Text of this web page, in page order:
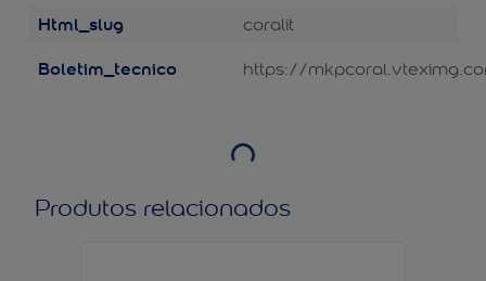
Html_slug coralit
Boletim_tecnico https://
Produtos relacionados